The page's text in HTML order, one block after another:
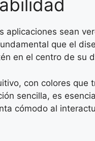
aplicaciones sean
que el
en el centro de su
con colores que
sencilla, es
cómodo al